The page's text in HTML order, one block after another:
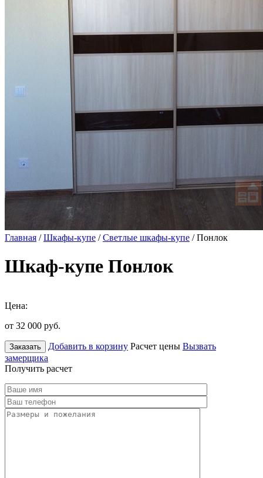
Главная /Шкафы-купе /Светлые шкафы-купе / Понлок
Шкаф-купе Понлок
Цена:
от 32 000 руб.
Заказать Добавить в корзину Расчет цены Вызвать
замерщика
Получить расчет